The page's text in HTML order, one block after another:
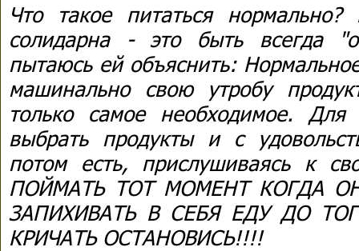
Что такое питаться
солидарна - это быть всегда
пытаюсь ей объяснить:
машинально свою утробу
только самое необходимое.
выбрать продукты и с
потом есть, прислушиваясь к
ПОЙМАТЬ ТОТ МОМЕНТ КОГДА
ЗАПИХИВАТЬ В СЕБЯ ЕДУ ДО
КРИЧАТЬ ОСТАНОВИСЬ!!!!